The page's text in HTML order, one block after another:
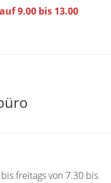
9.00 bis 13.00
freitags von 7.30 bis